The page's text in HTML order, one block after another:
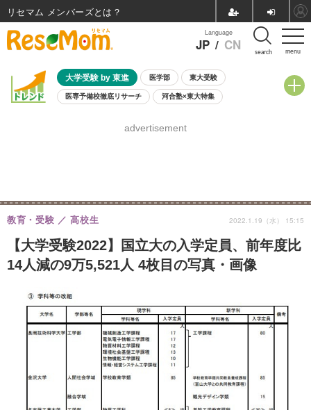
menu
Language
JP / CN search
大学受験 by 東進 医学部 東大受験
医専予備校徹底リサーチ 河合塾×東大特集
8月開催学校説明会・相談会
advertisement
【大学受験2022】国立大の入学定員、前年度比
14人減の9万5,521人 4枚目の写真・画像
教育・受験 高校生 2022.1.19（水） 15:15
リセマム メンバーズ